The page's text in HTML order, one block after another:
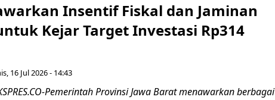
Insentif Fiskal dan Jaminan
Kejar Target Investasi Rp314
16 Jul 2026 - 14:43
Pemerintah Provinsi Jawa Barat menawarkan berbagai